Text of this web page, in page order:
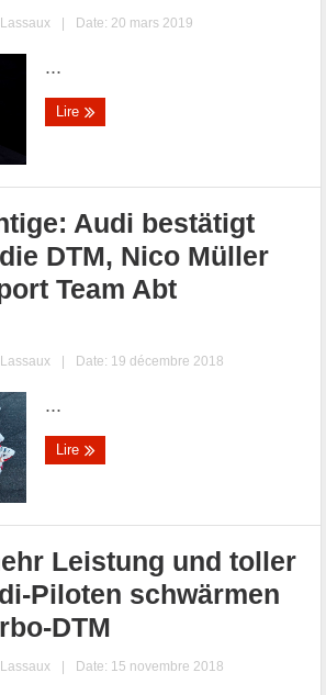
| Date: 20 mars 2019
...
Lire
Audi bestätigt
DTM, Nico Müller
Team Abt
| Date: 19 décembre 2018
...
Lire
Leistung und toller
Piloten schwärmen
DTM
| Date: 15 novembre 2018